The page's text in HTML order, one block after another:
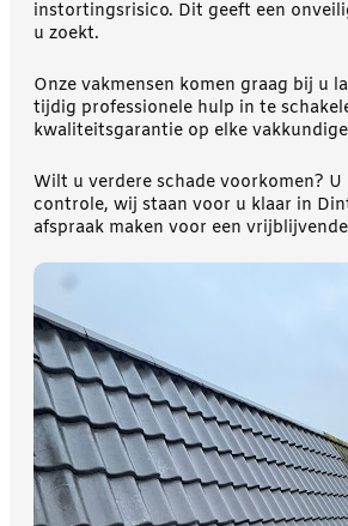
instortingsrisico. Dit geeft een
u zoekt.
Onze vakmensen komen graag bij u
tijdig professionele hulp in te
kwaliteitsgarantie op elke
Wilt u verdere schade voorkomen?
controle, wij staan voor u klaar in
afspraak maken voor een vrijblijvende